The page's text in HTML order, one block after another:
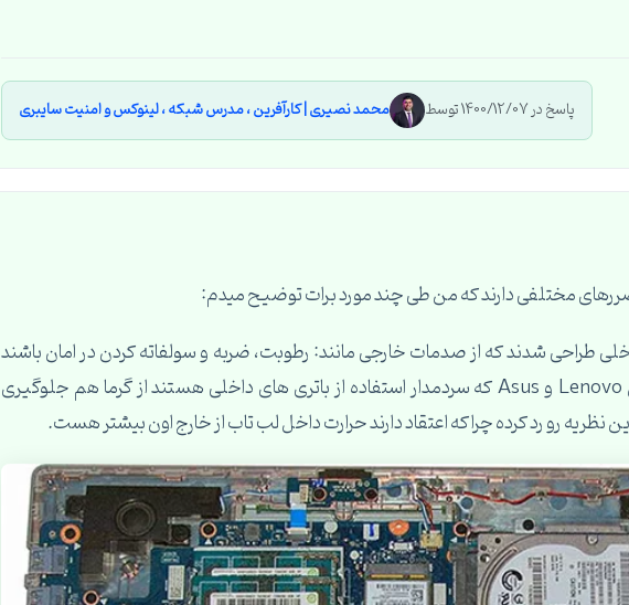
پاسخ در 1400/12/07 توسط محمد نصیری | کارآفرین ، مدرس شبکه ، لینوکس و امنیت سایبری
مختلفی دارند که من طی چند مورد برات توضیح میدم:
طراحی شدند که از صدمات خارجی مانند: رطوبت، ضربه و سولفاته کردن در امان باشند
وطبق گفته خود شرکت هایی مثل Lenovo و Asus که سردمدار استفاده از باتری های داخلی هستند از گرما هم جلوگیری
نظریه رو رد کرده چرا که اعتقاد دارند حرارت داخل لب تاب از خارج اون بیشتر هست.